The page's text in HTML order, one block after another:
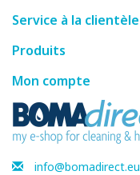
Service à la clientèle
Produits
Mon compte
info@bomadirect.eu